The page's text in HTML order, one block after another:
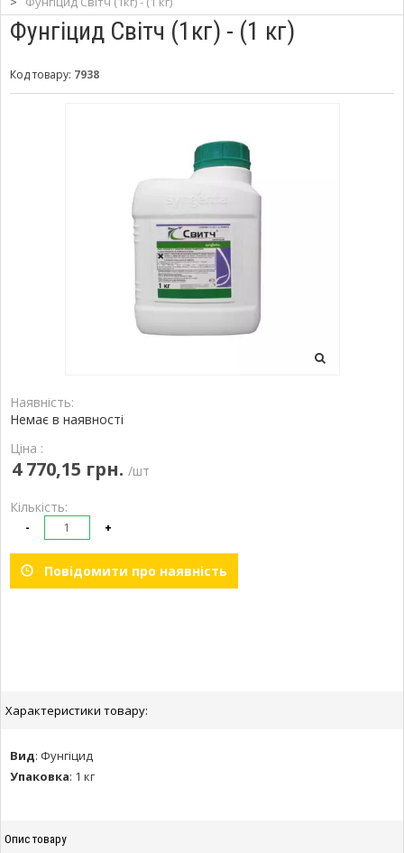
Фунгіцид Світч (1кг) - (1 кг)
Код товару: 7938
Наявність:
Немає в наявності
Ціна :
4 770,15 грн. /шт
Кількість:
- +
Повідомити про наявність
Характеристики товару:
Вид: Фунгіцид
Упаковка: 1 кг
Опис товару